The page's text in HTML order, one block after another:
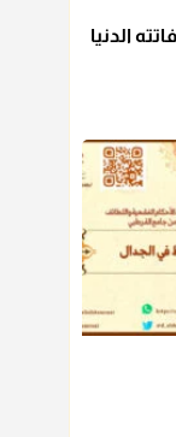
التمر في
جوز إخراج
إخراج
الدنيا